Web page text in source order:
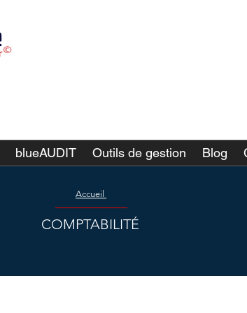
blueAUDIT Outils de gestion Blog
Accueil
COMPTABILITÉ